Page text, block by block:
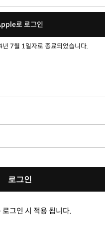
로 로그인
7월 1일자로 종료되었습니다.
로그인
로그인 시 적용 됩니다.